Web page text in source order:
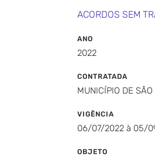
ACORDOS SEM
ANO
2022
CONTRATADA
MUNICÍPIO DE
VIGÊNCIA
06/07/2022 à 05/
OBJETO